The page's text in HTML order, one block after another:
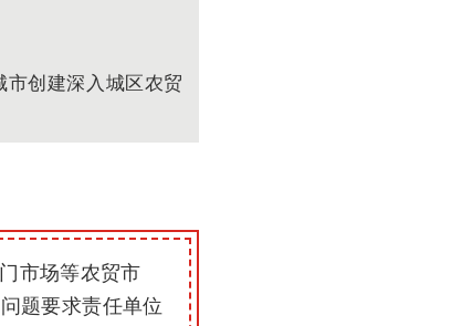
市创建深入城区农贸
市场等农贸市
题要求责任单位